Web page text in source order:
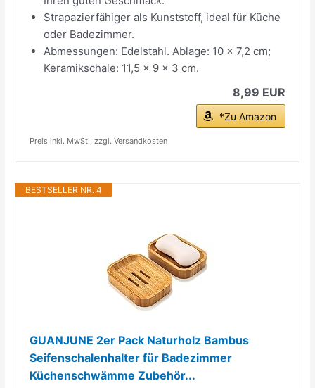
Strapazierfähiger als Kunststoff, ideal für Küche
oder Badezimmer.
Abmessungen: Edelstahl. Ablage: 10 x 7,2 cm;
Keramikschale: 11,5 x 9 x 3 cm.
8,99 EUR
*Zu Amazon
Preis inkl. MwSt., zzgl. Versandkosten
BESTSELLER NR. 4
GUANJUNE 2er Pack Naturholz Bambus
Seifenschalenhalter für Badezimmer
Küchenschwämme Zubehör...